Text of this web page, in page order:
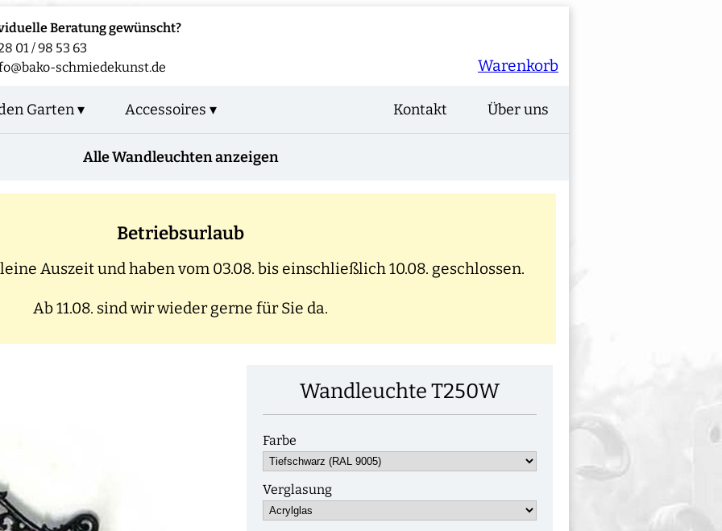
Beratung gewünscht?
01 / 98 53 63
schmiedekunst.de
Warenkorb
Garten ▾ Accessoires ▾ Über uns
Kontakt
Alle Wandleuchten anzeigen
Betriebsurlaub
Auszeit und haben vom 03.08. bis einschließlich 10.08. geschlossen.
Ab 11.08. sind wir wieder gerne für Sie da.
Wandleuchte T250W
Farbe
Verglasung